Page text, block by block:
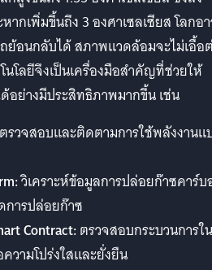
กเพิ่มขึ้นถึง 3 องศาเซลเซียส โลกอ
ย้อนกลับได้ สภาพแวดล้อมจะไม่เอื้อ
โลยีจึงเป็นเครื่องมือสำคัญที่ช่วยให้
อย่างมีประสิทธิภาพมากขึ้น เช่น
รวจสอบและติดตามการใช้พลังงานแ
วิเคราะห์ข้อมูลการปล่อยก๊าซคาร์
การปล่อยก๊าซ
Contract:ตรวจสอบกระบวนการใน
วามโปร่งใสและยั่งยืน